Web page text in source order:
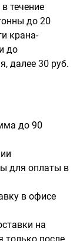
течение
до 20
крана-
до
далее 30 руб.
до 90
для оплаты в
в офисе
на